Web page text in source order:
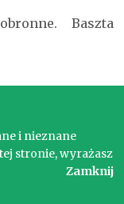
Baszta
i nieznane
stronie, wyrażasz
Zamknij